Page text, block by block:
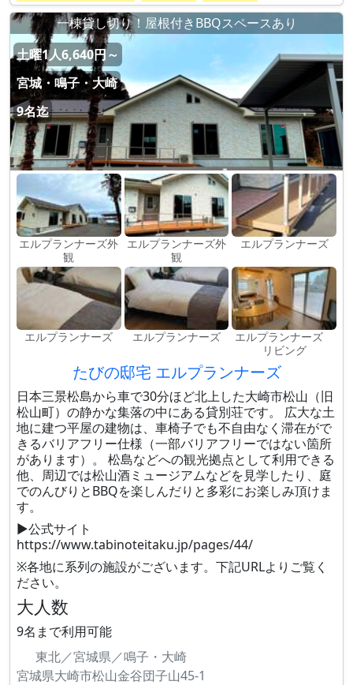
一棟貸し切り！屋根付きBBQスペースあり
土曜1人6,640円～
宮城・鳴子・大崎
9名迄
エルプランナーズ外
観
エルプランナーズ外
観
エルプランナーズ
エルプランナーズ エルプランナーズ
エルプランナーズ
リビング
たびの邸宅 エルプランナーズ
日本三景松島から車で30分ほど北上した大崎市松山（旧
松山町）の静かな集落の中にある貸別荘です。 広大な土
地に建つ平屋の建物は、車椅子でも不自由なく滞在がで
きるバリアフリー仕様（一部バリアフリーではない箇所
があります）。 松島などへの観光拠点として利用できる
他、周辺では松山酒ミュージアムなどを見学したり、庭
でのんびりとBBQを楽しんだりと多彩にお楽しみ頂けま
す。
▶公式サイト
https://www.tabinoteitaku.jp/pages/44/
※各地に系列の施設がございます。下記URLよりご覧く
ださい。
大人数
9名まで利用可能
東北／宮城県／鳴子・大崎
宮城県大崎市松山金谷団子山45-1